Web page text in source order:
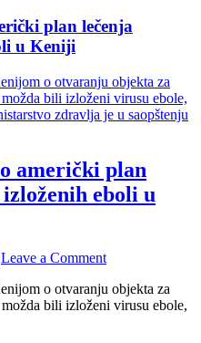
plan lečenja
u Keniji
o otvaranju objekta za
bili izloženi virusu ebole,
zdravlja je u saopštenju
američki plan
eboli u
Leave a Comment
o otvaranju objekta za
bili izloženi virusu ebole,